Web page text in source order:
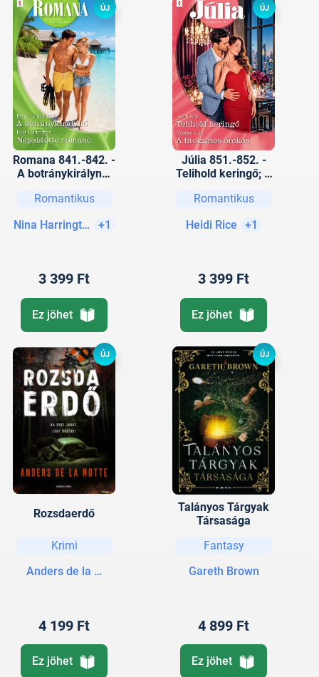
ÚJ
Romana 841.-842. -
A botránykirálynő;
Romantikus
Nina Harrington
+1
3 399 Ft
Ez jöhet
ÚJ
Júlia 851.-852. -
Telihold keringő; A
Romantikus
Heidi Rice
+1
3 399 Ft
Ez jöhet
ÚJ
Rozsdaerdő
Krimi
Anders de la Motte
4 199 Ft
Ez jöhet
ÚJ
Talányos Tárgyak
Társasága
Fantasy
Gareth Brown
4 899 Ft
Ez jöhet